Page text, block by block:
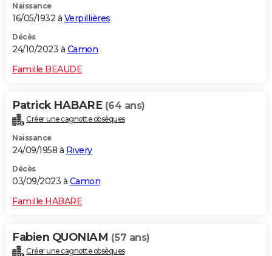
Naissance
16/05/1932 à Verpillières
Décès
24/10/2023 à Camon
Famille BEAUDE
Patrick HABARE (64 ans)
Créer une cagnotte obsèques
Naissance
24/09/1958 à Rivery
Décès
03/09/2023 à Camon
Famille HABARE
Fabien QUONIAM (57 ans)
Créer une cagnotte obsèques